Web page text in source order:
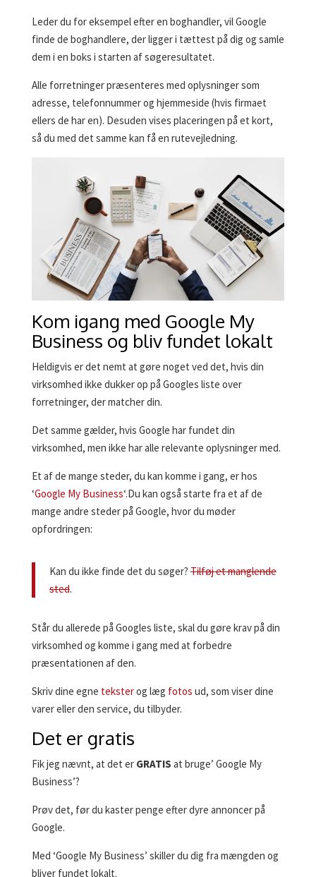
Leder du for eksempel efter en boghandler, vil Google
finde de boghandlere, der ligger i tættest på dig og samle
dem i en boks i starten af søgeresultatet.
Alle forretninger præsenteres med oplysninger som
adresse, telefonnummer og hjemmeside (hvis firmaet
ellers de har en). Desuden vises placeringen på et kort,
så du med det samme kan få en rutevejledning.
Kom igang med Google My
Business og bliv fundet lokalt
Heldigvis er det nemt at gøre noget ved det, hvis din
virksomhed ikke dukker op på Googles liste over
forretninger, der matcher din.
Det samme gælder, hvis Google har fundet din
virksomhed, men ikke har alle relevante oplysninger med.
Et af de mange steder, du kan komme i gang, er hos
‘Google My Business‘.Du kan også starte fra et af de
mange andre steder på Google, hvor du møder
opfordringen:
Kan du ikke finde det du søger?Tilføj et manglende
sted.
Står du allerede på Googles liste, skal du gøre krav på din
virksomhed og komme i gang med at forbedre
præsentationen af den.
Skriv dine egne teksterog læg fotos ud, som viser dine
varer eller den service, du tilbyder.
Det er gratis
Fik jeg nævnt, at det er GRATIS at bruge’ Google My
Business’?
Prøv det, før du kaster penge efter dyre annoncer på
Google.
Med ‘Google My Business’ skiller du dig fra mængden og
bliver fundet lokalt.